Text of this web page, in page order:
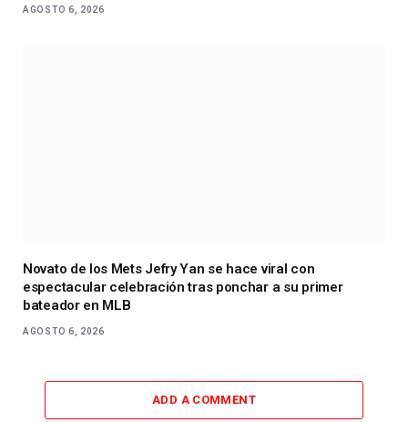
AGOSTO 6, 2026
Novato de los Mets Jefry Yan se hace viral con
espectacular celebración tras ponchar a su primer
bateador en MLB
AGOSTO 6, 2026
ADD A COMMENT